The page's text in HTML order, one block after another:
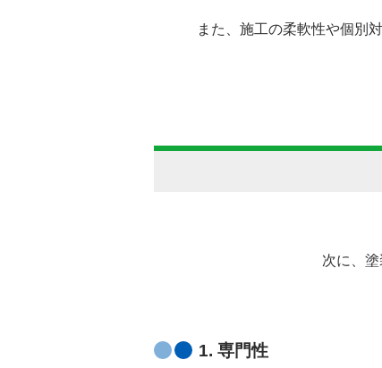
また、施工の柔軟性や個別対
次に、
1. 専門性